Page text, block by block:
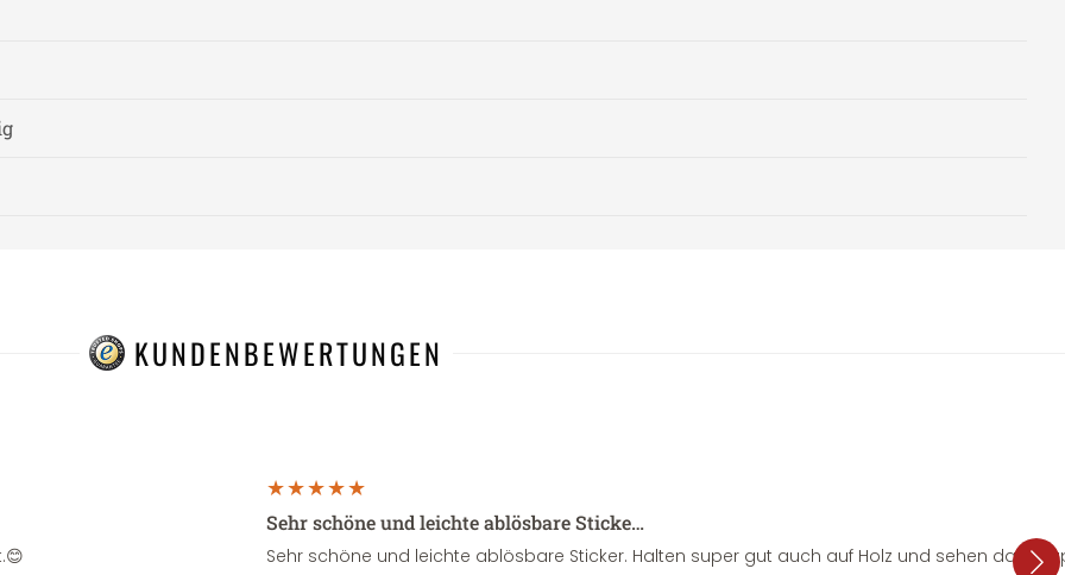
KUNDENBEWERTUNGEN
Sehr schöne und leichte ablösbare Sticke…
Sehr schöne und leichte ablösbare Sticker. Halten super gut auch auf Holz und sehen dazu